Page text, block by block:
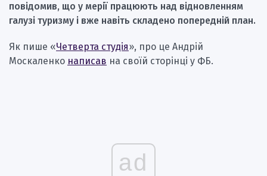
повідомив, що у мерії працюють над відновленням
галузі туризму і вже навіть складено попередній план.
Як пише «Четверта студія», про це Андрій
Москаленко написав на своїй сторінці у ФБ.
ad